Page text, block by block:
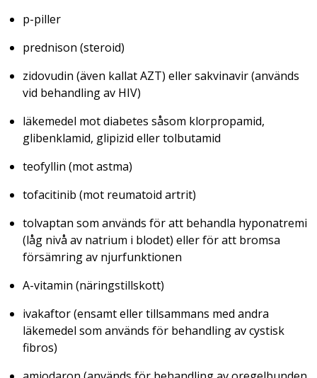
p-piller
prednison (steroid)
zidovudin (även kallat AZT) eller sakvinavir (används
vid behandling av HIV)
läkemedel mot diabetes såsom klorpropamid,
glibenklamid, glipizid eller tolbutamid
teofyllin (mot astma)
tofacitinib (mot reumatoid artrit)
tolvaptan som används för att behandla hyponatremi
(låg nivå av natrium i blodet) eller för att bromsa
försämring av njurfunktionen
A-vitamin (näringstillskott)
ivakaftor (ensamt eller tillsammans med andra
läkemedel som används för behandling av cystisk
fibros)